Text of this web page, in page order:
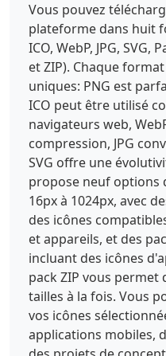
Vous pouvez
plateforme dans huit
ICO, WebP, JPG, SVG,
et ZIP). Chaque
uniques: PNG est
ICO peut être utilisé
navigateurs web,
compression, JPG
SVG offre une
propose neuf options
16px à 1024px, avec
des icônes
et appareils, et des
incluant des icônes
pack ZIP vous
tailles à la fois. Vous
vos icônes
applications mobiles,